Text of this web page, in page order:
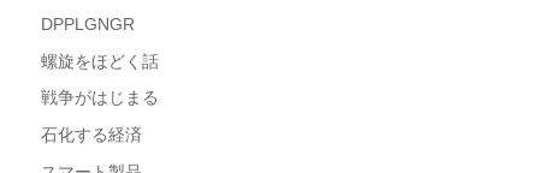
DPPLGNGR
螺旋をほどく話
戦争がはじまる
石化する経済